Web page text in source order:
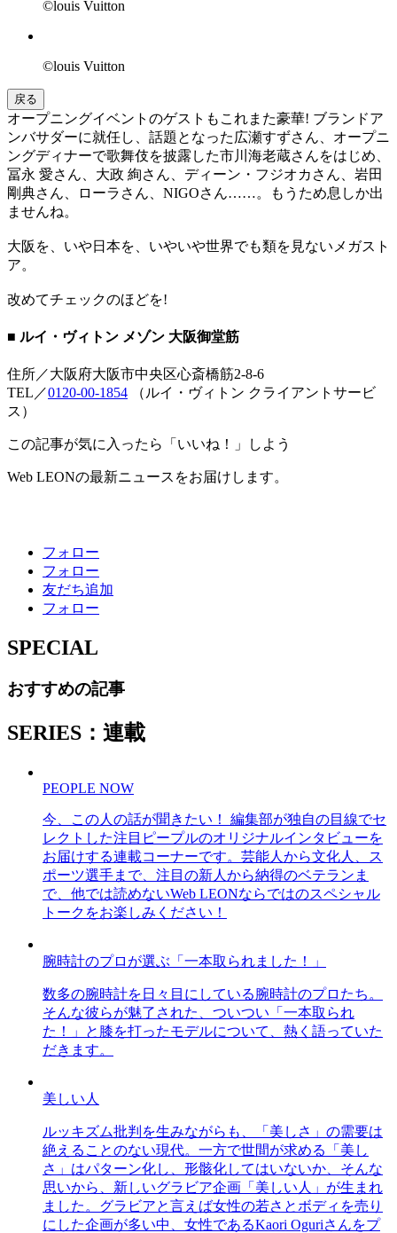
©louis Vuitton
©louis Vuitton
戻る
オープニングイベントのゲストもこれまた豪華! ブランドア
ンバサダーに就任し、話題となった広瀬すずさん、オープニ
ングディナーで歌舞伎を披露した市川海老蔵さんをはじめ、
冨永 愛さん、大政 絢さん、ディーン・フジオカさん、岩田
剛典さん、ローラさん、NIGOさん……。もうため息しか出
ませんね。
大阪を、いや日本を、いやいや世界でも類を見ないメガスト
ア。
改めてチェックのほどを!
■ ルイ・ヴィトン メゾン 大阪御堂筋
住所／大阪府大阪市中央区心斎橋筋2-8-6
TEL／0120-00-1854 （ルイ・ヴィトン クライアントサービ
ス）
この記事が気に入ったら「いいね！」しよう
Web LEONの最新ニュースをお届けします。
フォロー
フォロー
友だち追加
フォロー
SPECIAL
おすすめの記事
SERIES：連載
PEOPLE NOW
今、この人の話が聞きたい！ 編集部が独自の目線でセ
レクトした注目ピープルのオリジナルインタビューを
お届けする連載コーナーです。芸能人から文化人、ス
ポーツ選手まで、注目の新人から納得のベテランま
で、他では読めないWeb LEONならではのスペシャル
トークをお楽しみください！
腕時計のプロが選ぶ「一本取られました！」
数多の腕時計を日々目にしている腕時計のプロたち。
そんな彼らが魅了された、ついつい「一本取られ
た！」と膝を打ったモデルについて、熱く語っていた
だきます。
美しい人
ルッキズム批判を生みながらも、「美しさ」の需要は
絶えることのない現代。一方で世間が求める「美し
さ」はパターン化し、形骸化してはいないか、そんな
思いから、新しいグラビア企画「美しい人」が生まれ
ました。グラビアと言えば女性の若さとボディを売り
にした企画が多い中、女性であるKaori Oguriさんをプ